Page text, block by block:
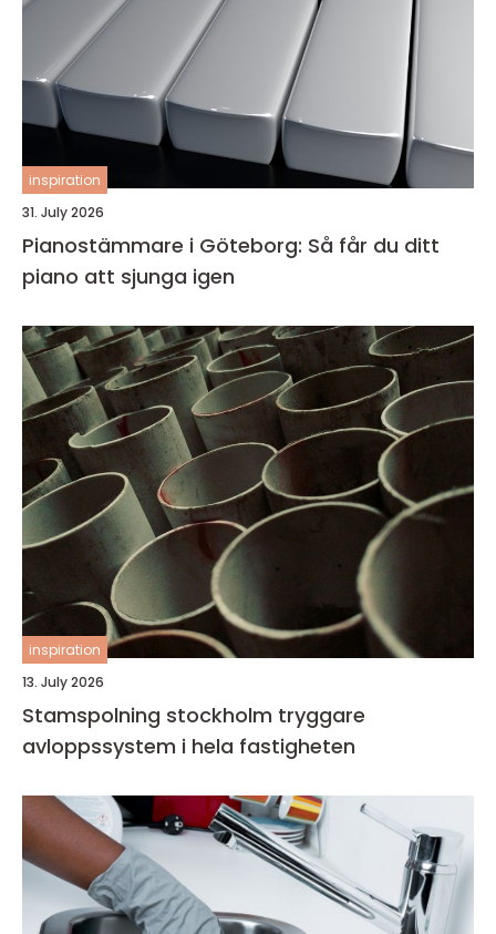
inspiration
31. July 2026
Pianostämmare i Göteborg: Så får du ditt
piano att sjunga igen
inspiration
13. July 2026
Stamspolning stockholm tryggare
avloppssystem i hela fastigheten